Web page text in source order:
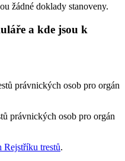
žádné doklady stanoveny.
a kde jsou k
právnických osob pro orgán
právnických osob pro orgán
Rejstříku trestů.